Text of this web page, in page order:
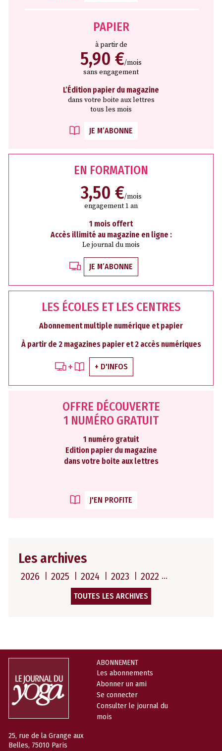
PAPIER
à partir de
5,90 €/mois
sans engagement
L’Édition papier du magazine
dans votre boite aux lettres
tous les mois
JE M’ABONNE
EN FORMATION
3,50 €/mois
engagement 1 an
1 mois offert
Accès illimité au magazine en ligne :
Le journal du mois
JE M’ABONNE
LES ÉCOLES ET LES CENTRES
Abonnement multiple numérique et papier
À partir de 2 magazines papier et 2 accès numériques
+ D'INFOS
OFFRE DÉCOUVERTE
1 NUMÉRO GRATUIT
1 numéro gratuit
Edition papier du magazine
dans votre boite aux lettres
J'EN PROFITE
Les archives
2026 2025 2024 2023 2022
TOUTES LES ARCHIVES
25, rue de la Grange aux
Belles, 75010 Paris
ABONNEMENT
Les abonnements
Abonner un ami
Se connecter
Consulter le journal du
mois